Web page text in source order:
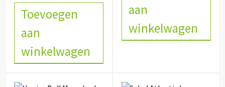
Toevoegen
aan
winkelwagen
aan
winkelwagen